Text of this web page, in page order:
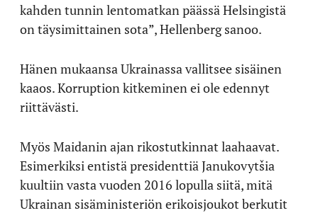
kahden tunnin lentomatkan päässä Helsingistä
on täysimittainen sota”, Hellenberg sanoo.
Hänen mukaansa Ukrainassa vallitsee sisäinen
kaaos. Korruption kitkeminen ei ole edennyt
riittävästi.
Myös Maidanin ajan rikostutkinnat laahaavat.
Esimerkiksi entistä presidenttiä Janukovytšia
kuultiin vasta vuoden 2016 lopulla siitä, mitä
Ukrainan sisäministeriön erikoisjoukot berkutit